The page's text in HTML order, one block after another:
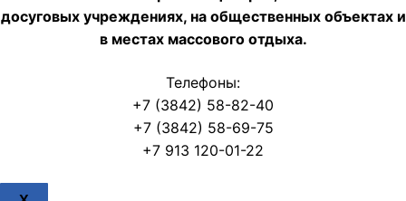
досуговых учреждениях, на общественных объектах и
в местах массового отдыха.
Телефоны:
+7 (3842) 58-82-40
+7 (3842) 58-69-75
+7 913 120-01-22